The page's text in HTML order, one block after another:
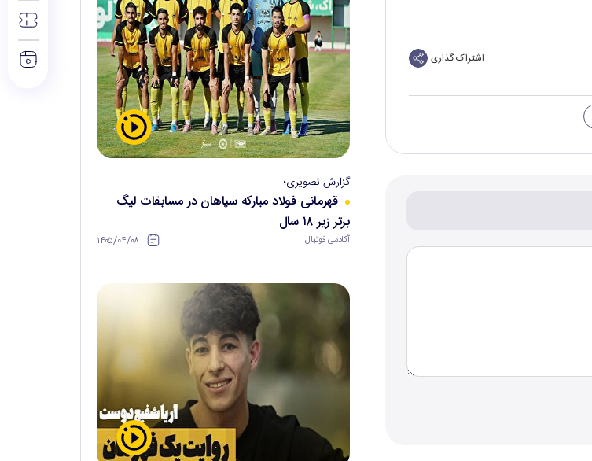
اشتراک گذاری
گزارش تصویری؛
قهرمانی فولاد مبارکه سپاهان در مسابقات لیگ
برتر زیر ۱۸ سال
آکادمی فوتبال ۱۴۰۵/۰۴/۰۸